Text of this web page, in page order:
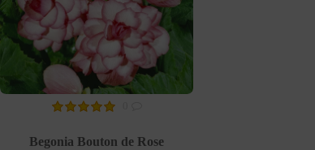
Begonia Bouton de Rose